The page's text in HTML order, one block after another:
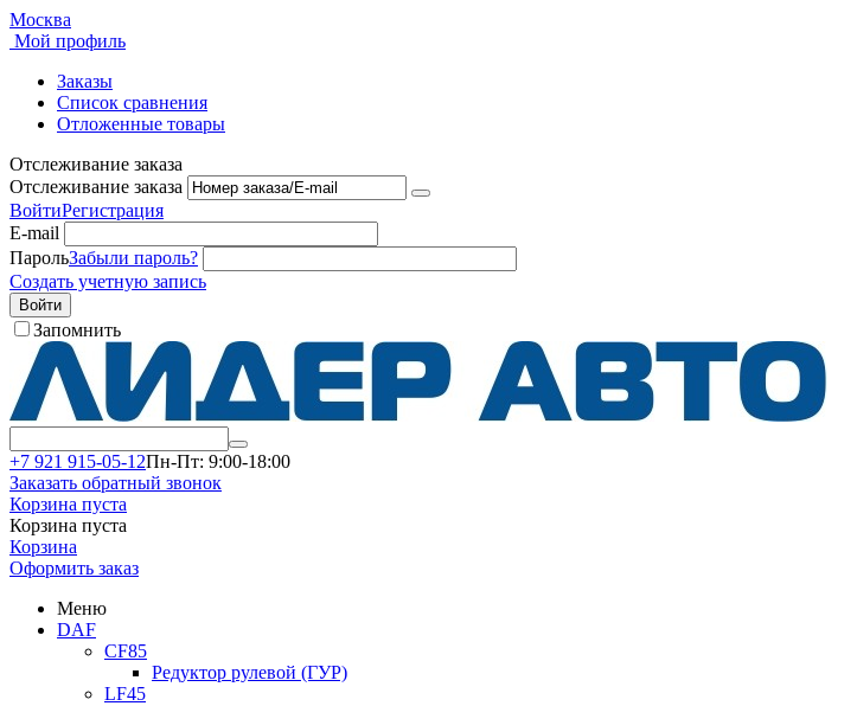
Москва
Мой профиль
Заказы
Список сравнения
Отложенные товары
Отслеживание заказа
Отслеживание заказа
ВойтиРегистрация
E-mail
ПарольЗабыли пароль?
Создать учетную запись
Войти
Запомнить
+7 921 915-05-12Пн-Пт: 9:00-18:00
Заказать обратный звонок
Корзина пуста
Корзина пуста
Корзина
Оформить заказ
Меню
DAF
CF85
Редуктор рулевой (ГУР)
LF45